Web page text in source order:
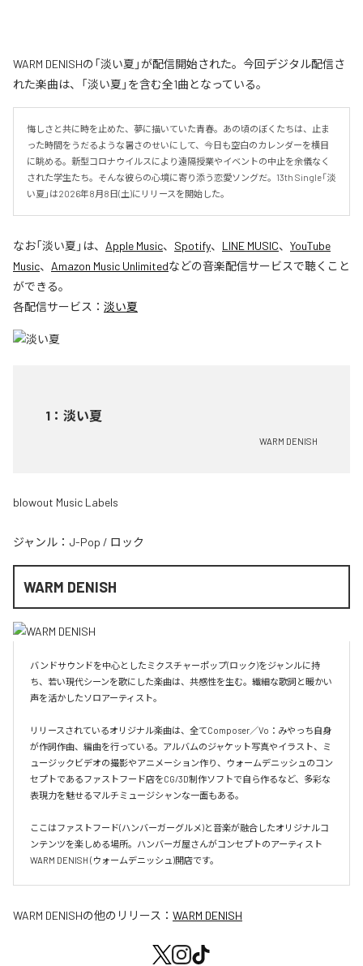
WARM DENISHの「淡い夏」が配信開始された。今回デジタル配信さ
れた楽曲は、「淡い夏」を含む全1曲となっている。
悔しさと共に時を止めた、夢に描いていた青春。あの頃のぼくたちは、止ま
った時間をうだるような暑さのせいにして、今日も空白のカレンダーを横目
に眺める。新型コロナウイルスにより遠隔授業やイベントの中止を余儀なく
された学生たち。そんな彼らの心境に寄り添う恋愛ソングだ。13th Single「淡
い夏」は2026年8月8日(土)にリリースを開始した。
なお「淡い夏 」は、 Apple Music、 Spotify、 LINE MUSIC、 YouTube
Music、 Amazon Music Unlimitedなどの音楽配信サービスで聴くこと
ができる。
各配信サービス： 淡い夏
1 ： 淡い夏
WARM DENISH
blowout Music Labels
ジャンル： J-Pop / ロック
WARM DENISH
バンドサウンドを中心としたミクスチャーポップ(ロック)をジャンルに持
ち、若い現代シーンを歌にした楽曲は、共感性を生む。繊細な歌詞と暖かい
声を活かしたソロアーティスト。
リリースされているオリジナル楽曲は、全てComposer／Vo：みやっち自身
が作詞作曲、編曲を行っている。アルバムのジャケット写真やイラスト、ミ
ュージックビデオの撮影やアニメーション作り、ウォームデニッシュのコン
セプトであるファストフード店をCG/3D制作ソフトで自ら作るなど、多彩な
表現力を魅せるマルチミュージシャンな一面もある。
ここはファストフード(ハンバーガーグルメ)と音楽が融合したオリジナルコ
ンテンツを楽しめる場所。ハンバーガ屋さんがコンセプトのアーティスト
WARM DENISH (ウォームデニッシュ)開店です。
WARM DENISHの他のリリース： WARM DENISH